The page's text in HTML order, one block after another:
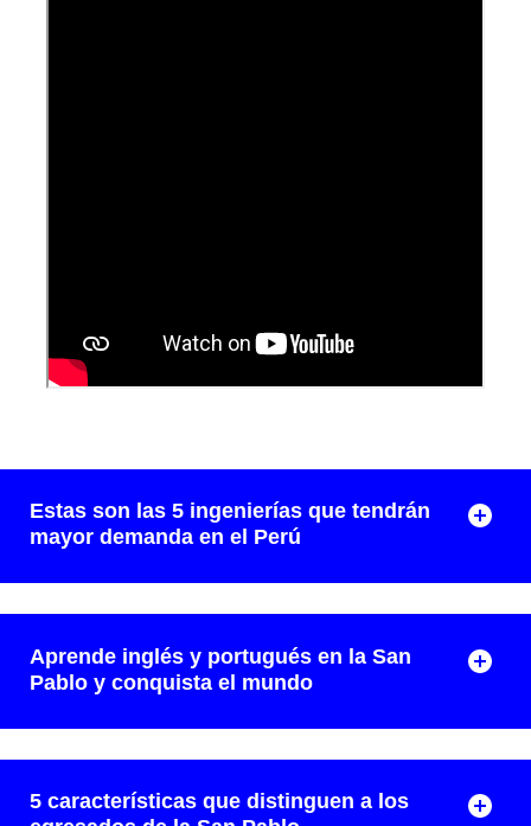
Estas son las 5 ingenierías que tendrán
mayor demanda en el Perú
Aprende inglés y portugués en la San
Pablo y conquista el mundo
5 características que distinguen a los